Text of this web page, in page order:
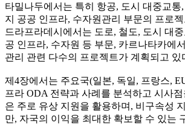
타밀나두에서는 특히 항공, 도시 대중교통
지 공공 인프라, 수자원관리 부문의 프로
드라프라데시에서는 도로, 철도, 도시 대
공 인프라, 수자원 등 부문, 카르나타카에
관리 관련 다수의 프로젝트가 계획되고 있
제4장에서는 주요국(일본, 독일, 프랑스,
프라 ODA 전략과 사례를 분석하고 시사
은 주로 유상 지원을 활용하며, 비구속성
만, 자국의 이익을 최대한 확보할 수 있는